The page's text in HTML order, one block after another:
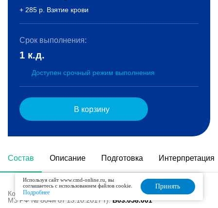
Состав Описание Подготовка Интерпретация
Код в номенклатуре медицинских услуг (Приказ
МЗ РФ № 804н от 13.10.2017 г):B03.058.001
+ 285 р. Взятие крови
Срок выполнения:
1 к.д.
Доступен срочный режим выполнения
В корзину
Используя сайт www.cmd-online.ru, вы
соглашаетесь с использованием файлов cookie.
Подробнее
Принять